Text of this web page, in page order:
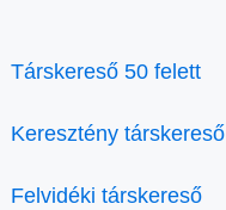
Társkereső 50 felett
Keresztény társkereső
Felvidéki társkereső